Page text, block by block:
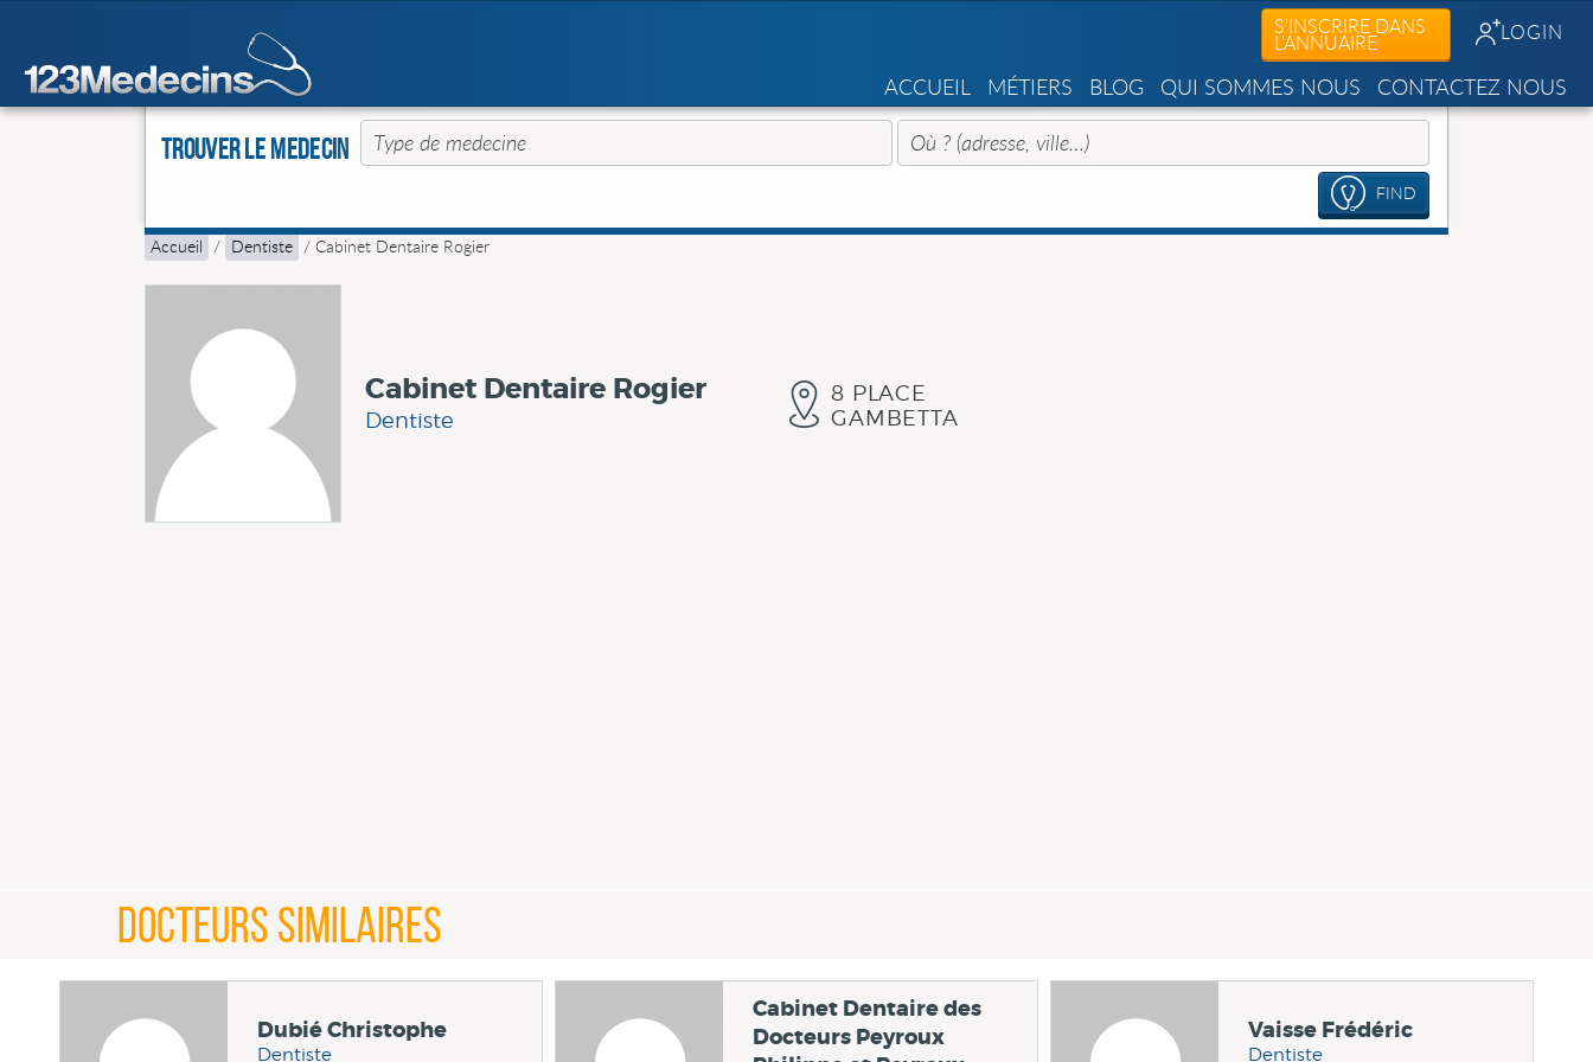
S'INSCRIRE DANS
L'ANNUAIRE LOGIN
ACCUEIL MÉTIERS BLOG QUI SOMMES NOUS CONTACTEZ NOUS
Trouver le Medecin
FIND
Accueil / Dentiste / Cabinet Dentaire Rogier
Cabinet Dentaire Rogier
Dentiste
8 PLACE
GAMBETTA
DOCTEURS SIMILAIRES
Dubié Christophe
Dentiste
Cabinet Dentaire des
Docteurs Peyroux
Vaisse Frédéric
Dentiste